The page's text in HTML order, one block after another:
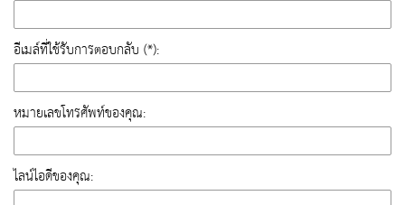
อีเมล์ที่ใช้รับการตอบกลับ (*):
หมายเลขโทรศัพท์ของคุณ:
ไลน์ไอดีของคุณ: